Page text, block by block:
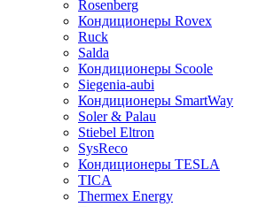
Rosenberg
Кондиционеры Rovex
Ruck
Salda
Кондиционеры Scoole
Siegenia-aubi
Кондиционеры SmartWay
Soler & Palau
Stiebel Eltron
SysReco
Кондиционеры TESLA
TICA
Thermex Energy